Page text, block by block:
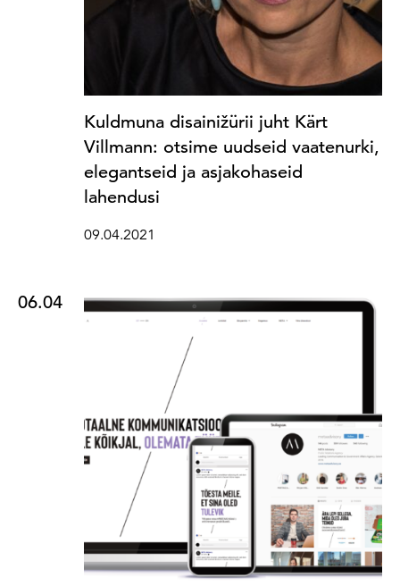
Kuldmuna disainižürii juht Kärt
Villmann: otsime uudseid vaatenurki,
elegantseid ja asjakohaseid
lahendusi
09.04.2021
06.04